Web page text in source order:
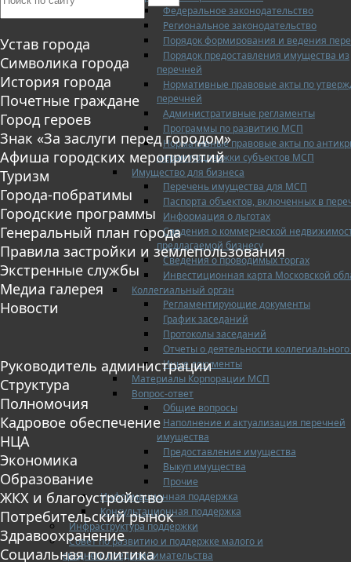
Федеральное законодательство
Региональное законодательство
Порядок формирования и ведения
Порядок предоставления имущества из
перечней
Нормативные правовые акты по
перечней
Административные регламенты
Программы по развитию МСП
Нормативные правовые акты по
мерам поддержки субъектов МСП
Имущество для бизнеса
Перечень имущества для МСП
Паспорта объектов, включенных в
Информация о льготах
Сведения о коммерческой
предлагаемой бизнесу
Сведения о проводимых торгах
Инвестиционная карта Московской
Коллегиальный орган
Регламентирующие документы
График заседаний
Протоколы заседаний
Отчеты о деятельности
Иные документы
Материалы Корпорации МСП
Вопрос-ответ
Общие вопросы
Наполнение и актуализация перечней
имущества
Предоставление имущества
Выкуп имущества
Прочие
Информационная поддержка
Консультационная поддержка
Инфраструктура поддержки
Совет по развитию и поддержке малого и
среднего предпринимательства
Устав города
Символика города
История города
Почетные граждане
Город героев
Знак «За заслуги перед городом»
Афиша городских мероприятий
Туризм
Города-побратимы
Городские программы
Генеральный план города
Правила застройки и землепользования
Экстренные службы
Медиа галерея
Новости
Руководитель администрации
Структура
Полномочия
Кадровое обеспечение
НЦА
Экономика
Образование
ЖКХ и благоустройство
Потребительский рынок
Здравоохранение
Социальная политика